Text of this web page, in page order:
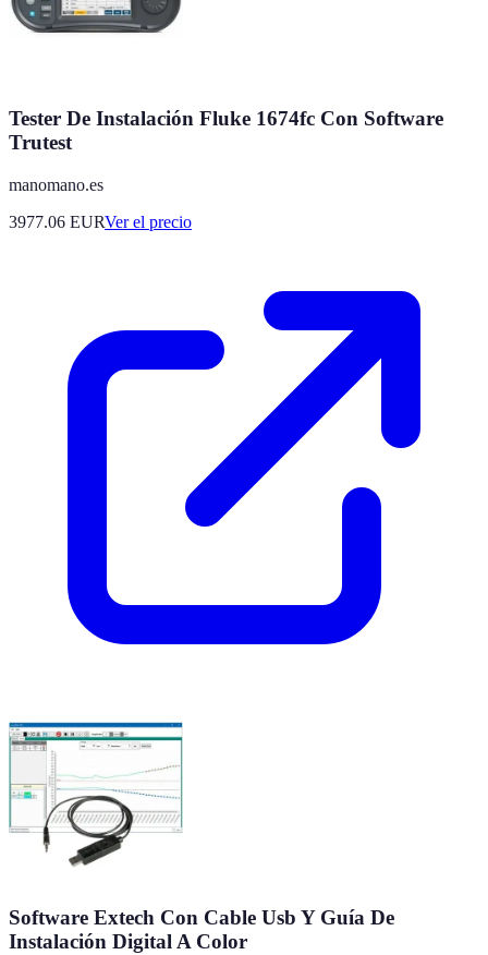
Tester De Instalación Fluke 1674fc Con Software
Trutest
manomano.es
3977.06 EURVer el precio
Software Extech Con Cable Usb Y Guía De
Instalación Digital A Color